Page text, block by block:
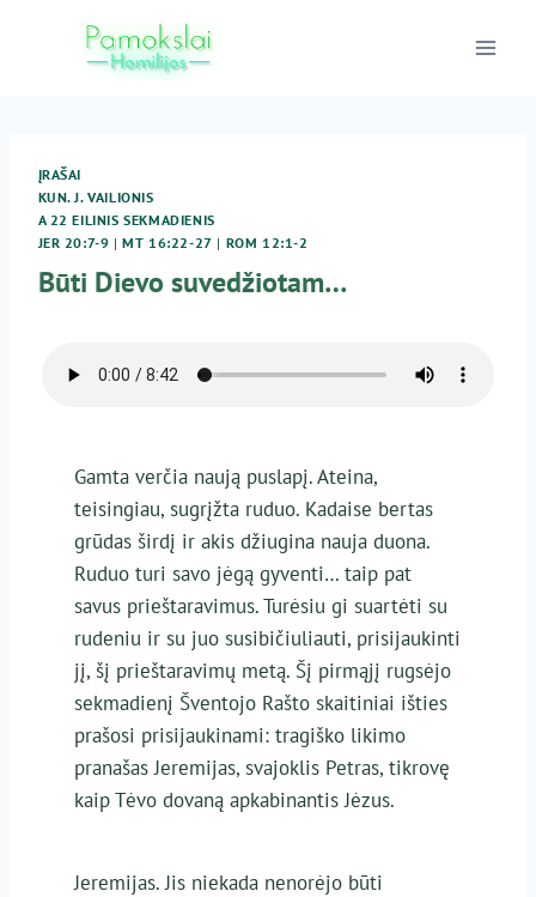
ĮRAŠAI
KUN. J. VAILIONIS
A 22 EILINIS SEKMADIENIS
JER 20:7-9 |MT 16:22-27 | ROM 12:1-2
Būti Dievo suvedžiotam…
Gamta verčia naują puslapį. Ateina,
teisingiau, sugrįžta ruduo. Kadaise bertas
grūdas širdį ir akis džiugina nauja duona.
Ruduo turi savo jėgą gyventi… taip pat
savus prieštaravimus. Turėsiu gi suartėti su
rudeniu ir su juo susibičiuliauti, prisijaukinti
jį, šį prieštaravimų metą. Šį pirmąjį rugsėjo
sekmadienį Šventojo Rašto skaitiniai išties
prašosi prisijaukinami: tragiško likimo
pranašas Jeremijas, svajoklis Petras, tikrovę
kaip Tėvo dovaną apkabinantis Jėzus.
Jeremijas. Jis niekada nenorėjo būti